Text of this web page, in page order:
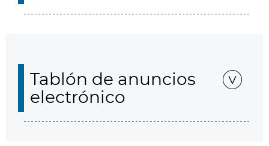
Tablón de anuncios
electrónico